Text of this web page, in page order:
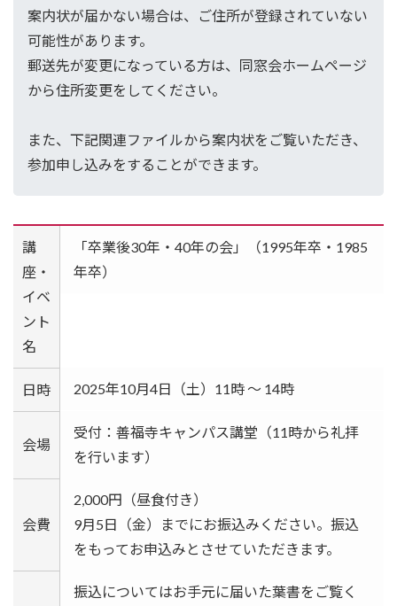
案内状が届かない場合は、ご住所が登録されていない
可能性があります。
郵送先が変更になっている方は、同窓会ホームページ
から住所変更をしてください。
また、下記関連ファイルから案内状をご覧いただき、
参加申し込みをすることができます。
講
座・
イベ
ント
名
「卒業後30年・40年の会」（1995年卒・1985
年卒）
日時 2025年10月4日（土）11時 ～ 14時
会場
受付：善福寺キャンパス講堂（11時から礼拝
を行います）
会費
2,000円（昼食付き）
9月5日（金）までにお振込みください。振込
をもってお申込みとさせていただきます。
振込についてはお手元に届いた葉書をご覧く